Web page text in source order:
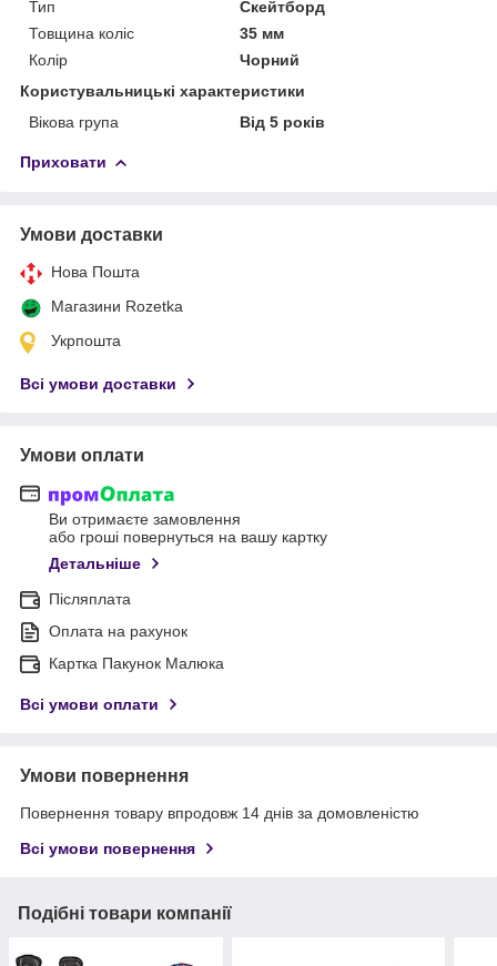
Тип
Скейтборд
Товщина коліс
35 мм
Колір
Чорний
Користувальницькі характеристики
Вікова група
Від 5 років
Приховати
Умови доставки
Нова Пошта
Магазини Rozetka
Укрпошта
Всі умови доставки
Умови оплати
Ви отримаєте замовлення
або гроші повернуться на вашу картку
Детальніше
Післяплата
Оплата на рахунок
Картка Пакунок Малюка
Всі умови оплати
Умови повернення
Повернення товару впродовж 14 днів за домовленістю
Всі умови повернення
Подібні товари компанії